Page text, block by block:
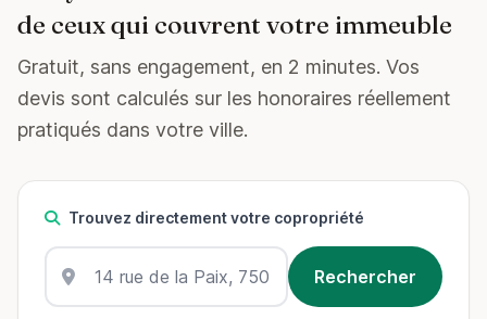
de ceux qui couvrent votre immeuble
Gratuit, sans engagement, en 2 minutes. Vos
devis sont calculés sur les honoraires réellement
pratiqués dans votre ville.
Trouvez directement votre copropriété